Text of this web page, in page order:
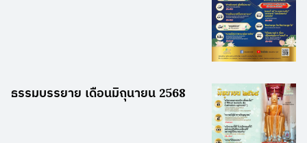
ธรรมบรรยาย เดือนมิถุนายน 2568